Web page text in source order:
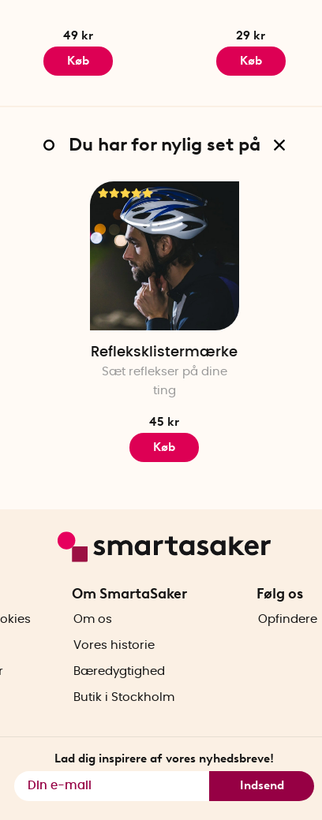
49 kr
Køb
29 kr
Køb
Du har for nylig set på
Refleksklistermærke
Sæt reflekser på dine
ting
45 kr
Køb
Om SmartaSaker
Om os
Vores historie
Bæredygtighed
Butik i Stockholm
Følg os
Opfindere
Lad dig inspirere af vores nyhedsbreve!
Indsend